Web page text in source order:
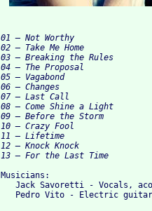
01 – Not Worthy
02 – Take Me Home
03 – Breaking the Rules
04 – The Proposal
05 – Vagabond
06 – Changes
07 – Last Call
08 – Come Shine a Light
09 – Before the Storm
10 – Crazy Fool
11 – Lifetime
12 – Knock Knock
Musicians:
Jack Savoretti - Vocals,